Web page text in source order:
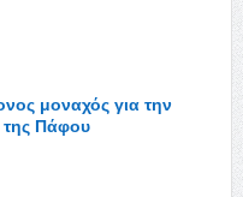
μοναχός για την
Πάφου